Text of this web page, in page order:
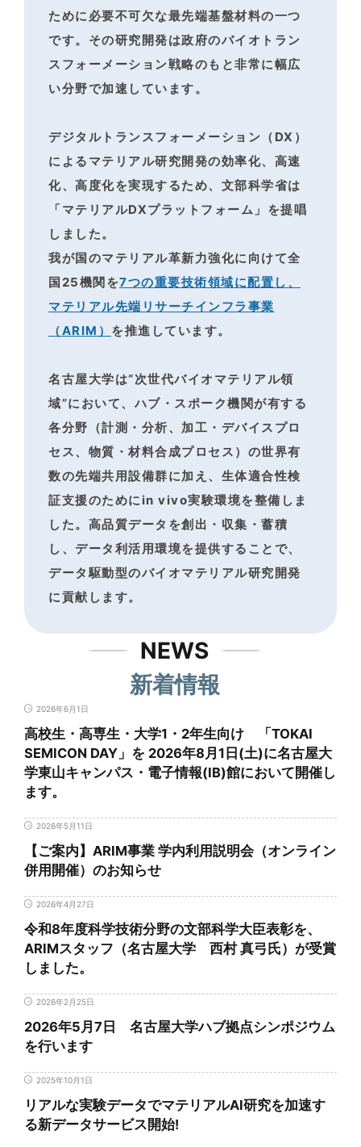
ために必要不可欠な最先端基盤材料の一つ
です。 その研究開発は政府のバイオトラン
スフォーメーション戦略のもと非常に幅広
い分野で加速しています。
デジタルトランスフォーメーション（DX）
によるマテリアル研究開発の効率化、高速
化、高度化を実現するため、文部科学省は
「マテリアルDXプラットフォーム」を提唱
しました。
我が国のマテリアル革新力強化に向けて全
国25機関を7つの重要技術領域に配置し、
マテリアル先端リサーチインフラ事業
（ARIM） を推進しています。
名古屋大学は“次世代バイオマテリアル領
域”において、ハブ・スポーク機関が有する
各分野（計測・分析、加工・デバイスプロ
セス、物質・材料合成プロセス）の世界有
数の先端共用設備群に加え、生体適合性検
証支援のためにin vivo実験環境を整備しま
した。 高品質データを創出・収集・蓄積
し、データ利活用環境を提供することで、
データ駆動型のバイオマテリアル研究開発
に貢献します。
NEWS
新着情報
2026年6月1日
高校生・高専生・大学1・2年生向け 「TOKAI
SEMICON DAY」を 2026年8月1日(土)に名古屋大
学東山キャンパス・電子情報(IB)館において開催し
ます。
2026年5月11日
【ご案内】ARIM事業 学内利用説明会（オンライン
併用開催）のお知らせ
2026年4月27日
令和8年度科学技術分野の文部科学大臣表彰を、
ARIMスタッフ（名古屋大学 西村 真弓氏）が受賞
しました。
2026年2月25日
2026年5月7日 名古屋大学ハブ拠点シンポジウム
を行います
2025年10月1日
リアルな実験データでマテリアルAI研究を加速す
る新データサービス開始!